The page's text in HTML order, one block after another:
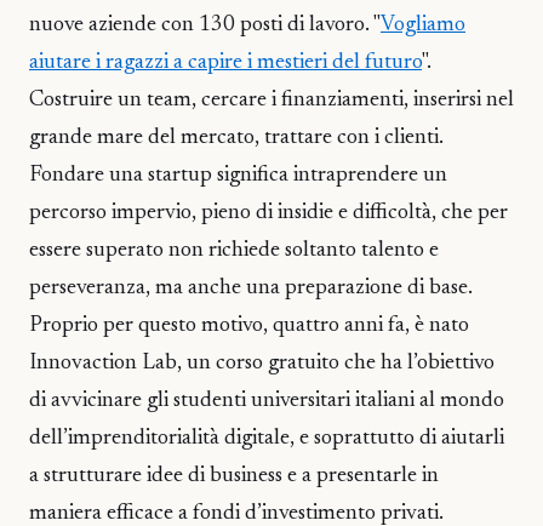
nuove aziende con 130 posti di lavoro. "Vogliamo
aiutare i ragazzi a capire i mestieri del futuro".
Costruire un team, cercare i finanziamenti, inserirsi nel
grande mare del mercato, trattare con i clienti.
Fondare una startup significa intraprendere un
percorso impervio, pieno di insidie e difficoltà, che per
essere superato non richiede soltanto talento e
perseveranza, ma anche una preparazione di base.
Proprio per questo motivo, quattro anni fa, è nato
Innovaction Lab, un corso gratuito che ha l’obiettivo
di avvicinare gli studenti universitari italiani al mondo
dell’imprenditorialità digitale, e soprattutto di aiutarli
a strutturare idee di business e a presentarle in
maniera efficace a fondi d’investimento privati.